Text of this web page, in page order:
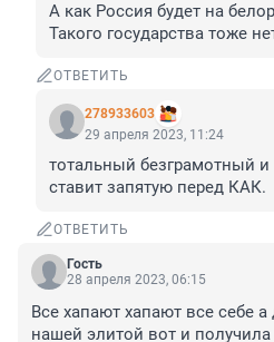
А как Россия будет на
Такого государства тоже
ОТВЕТИТЬ
278933603
29 апреля 2023, 11:24
тотальный безграмотный
ставит запятую перед КАК.
ОТВЕТИТЬ
Гость
28 апреля 2023, 06:15
Все хапают хапают все себе а
нашей элитой вот и получила